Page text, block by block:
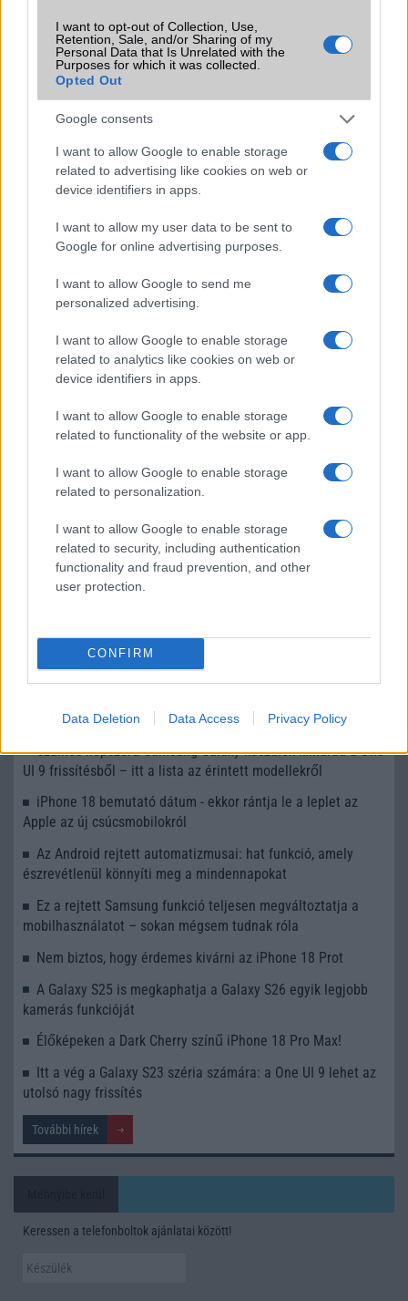
I want to opt-out of Collection, Use,
Retention, Sale, and/or Sharing of my
Personal Data that Is Unrelated with the
Purposes for which it was collected.
Opted Out
Google consents
I want to allow Google to enable storage
related to advertising like cookies on web or
device identifiers in apps.
I want to allow my user data to be sent to
Google for online advertising purposes.
I want to allow Google to send me
personalized advertising.
I want to allow Google to enable storage
related to analytics like cookies on web or
device identifiers in apps.
I want to allow Google to enable storage
related to functionality of the website or app.
I want to allow Google to enable storage
related to personalization.
I want to allow Google to enable storage
related to security, including authentication
functionality and fraud prevention, and other
user protection.
CONFIRM
Data Deletion Data Access Privacy Policy
megváltoztatja a mobilhasználatot –
sokan mégsem tudnak róla
2026.07.12| Android Central
jelentősen felgyorsítja a mindennapi használatot,
miközben a Pixel telefonokból továbbra is hiányzik.
KAPCSOLÓDÓ HÍREK
Nagyon drágák a Windows 8 nettáblák
10 perc alatt kész a wireless töltő
Fotókon a Google Nexus S4
A Samsung új vezeték nélküli töltési chipje 50W-os
sebességet és Qi2-támogatást kínál
A Samsung végre érdeklődést mutat a Qi2 vezeték nélküli
töltés iránt
A Samsung egy lépéssel előrébb jár: megérkeztek az első
Qi2 wireless töltők, még a kompatibilis telefonok előtt
Kínos baki a Samsungnál: papíron gyors, valójában
problémás a Galaxy S26 Ultra töltése
Számos népszerű Samsung Galaxy készülék kimarad a One
UI 9 frissítésből – itt a lista az érintett modellekről
iPhone 18 bemutató dátum - ekkor rántja le a leplet az
Apple az új csúcsmobilokról
Az Android rejtett automatizmusai: hat funkció, amely
észrevétlenül könnyíti meg a mindennapokat
Ez a rejtett Samsung funkció teljesen megváltoztatja a
mobilhasználatot – sokan mégsem tudnak róla
Nem biztos, hogy érdemes kivárni az iPhone 18 Prot
A Galaxy S25 is megkaphatja a Galaxy S26 egyik legjobb
kamerás funkcióját
Élőképeken a Dark Cherry színű iPhone 18 Pro Max!
Itt a vég a Galaxy S23 széria számára: a One UI 9 lehet az
utolsó nagy frissítés
További hírek
Keressen a telefonboltok ajánlatai között!